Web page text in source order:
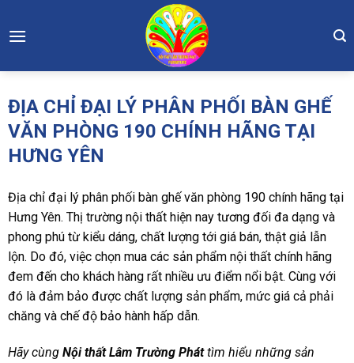
to
ĐỊA CHỈ ĐẠI LÝ PHÂN PHỐI BÀN GHẾ
VĂN PHÒNG 190 CHÍNH HÃNG TẠI
HƯNG YÊN
Địa chỉ đại lý phân phối bàn ghế văn phòng 190 chính hãng tại
Hưng Yên. Thị trường nội thất hiện nay tương đối đa dạng và
phong phú từ kiểu dáng, chất lượng tới giá bán, thật giả lẫn
lộn. Do đó, việc chọn mua các sản phẩm nội thất chính hãng
đem đến cho khách hàng rất nhiều ưu điểm nổi bật. Cùng với
đó là đảm bảo được chất lượng sản phẩm, mức giá cả phải
chăng và chế độ bảo hành hấp dẫn.
Hãy cùng Nội thất Lâm Trường Pháttìm hiểu những sản